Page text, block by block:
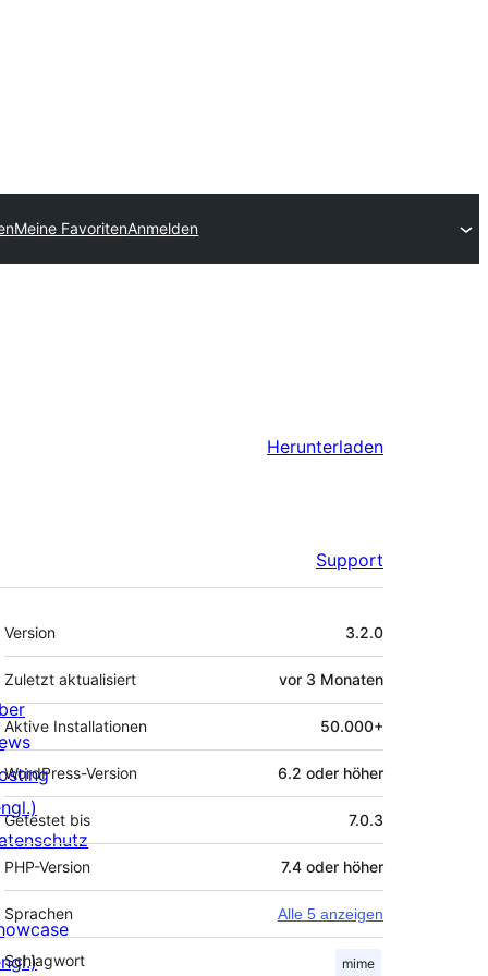
Meine FavoritenAnmelden
Herunterladen
Support
Meta
Version 3.2.0
Zuletzt aktualisiert vor 3 Monaten
Aktive Installationen 50.000+
WordPress-Version 6.2 oder höher
Getestet bis 7.0.3
PHP-Version 7.4 oder höher
Sprachen Alle 5 anzeigen
Schlagwort mime